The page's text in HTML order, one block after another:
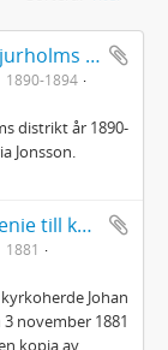
Barnmorskedagbok för Bjurholms distrikt år 1890-1894
1890-1894
distrikt år 1890-
Jonsson.
Brev från prinsessan Eugenie till kyrkoherde Johan Anton Nyman
1881
Johan
november 1881
kopia av